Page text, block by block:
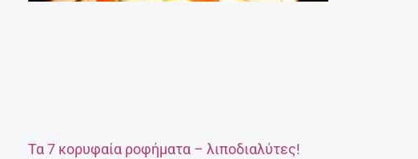
Τα 7 κορυφαία ροφήματα – λιποδιαλύτες!